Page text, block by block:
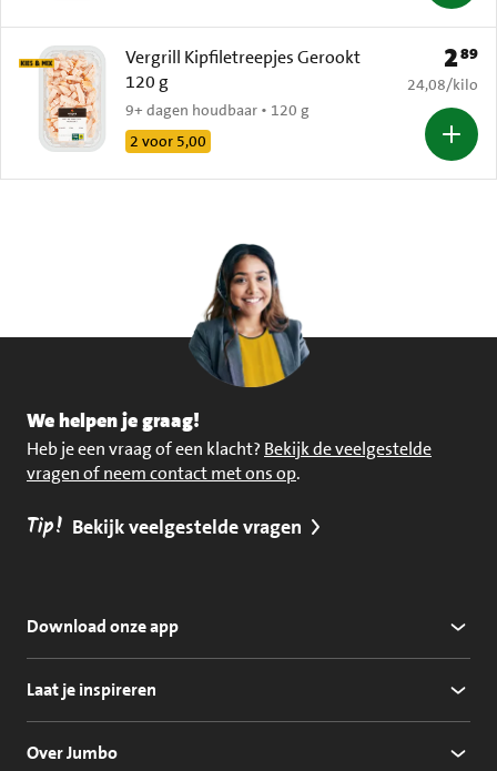
Vergrill Kipfiletreepjes Gerookt
120 g
9+ dagen houdbaar • 120 g
2 voor 5,00
Prijs:
289
€ 24,08 per
24,08/kilo
We helpen je graag!
Heb je een vraag of een klacht? Bekijk de veelgestelde
vragen of neem contact met ons op.
Tip! Bekijk veelgestelde vragen
Download onze app
Laat je inspireren
Over Jumbo